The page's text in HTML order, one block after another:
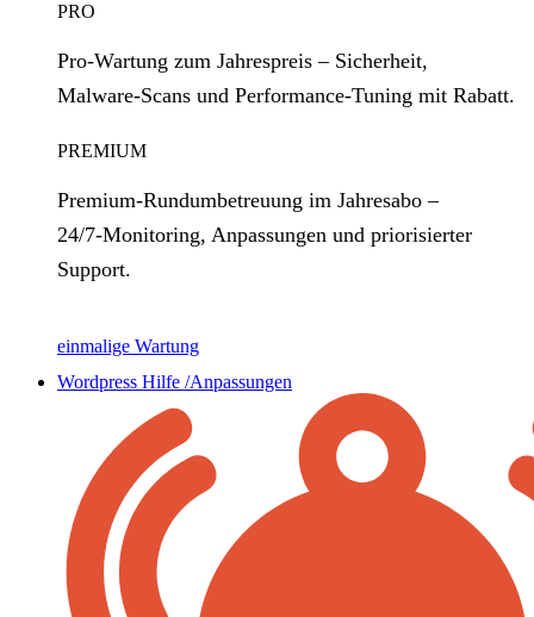
PRO
Pro‑Wartung zum Jahrespreis – Sicherheit,
Malware‑Scans und Performance‑Tuning mit Rabatt.
PREMIUM
Premium‑Rundumbetreuung im Jahresabo –
24/7‑Monitoring, Anpassungen und priorisierter
Support.
einmalige Wartung
Wordpress Hilfe /Anpassungen